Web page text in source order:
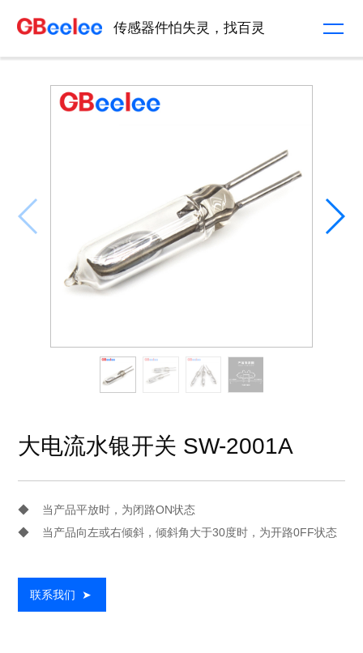
传感器件怕失灵，找百灵
大电流水银开关 SW-2001A
◆ 当产品平放时，为闭路ON状态
◆ 当产品向左或右倾斜，倾斜角大于30度时，为开路0FF状态
联系我们 ➤